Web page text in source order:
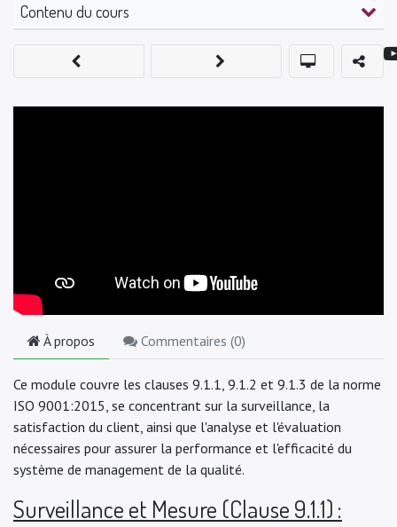
Contenu du cours
À propos Commentaires (0)
Ce module couvre les clauses 9.1.1, 9.1.2 et 9.1.3 de la norme
ISO 9001:2015, se concentrant sur la surveillance, la
satisfaction du client, ainsi que l'analyse et l'évaluation
nécessaires pour assurer la performance et l'efficacité du
système de management de la qualité.
Surveillance et Mesure (Clause 9.1.1) :